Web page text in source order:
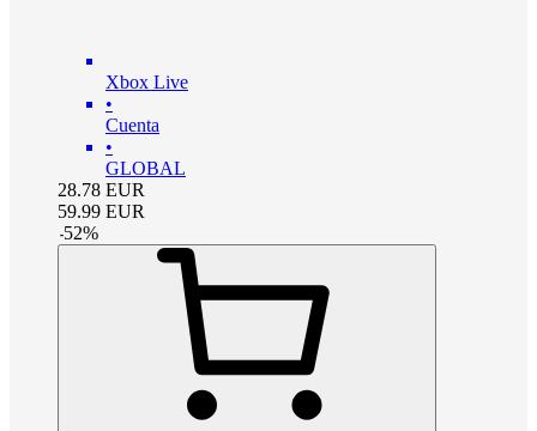
Xbox Live
•
Cuenta
•
GLOBAL
28.78 EUR
59.99 EUR
-52%